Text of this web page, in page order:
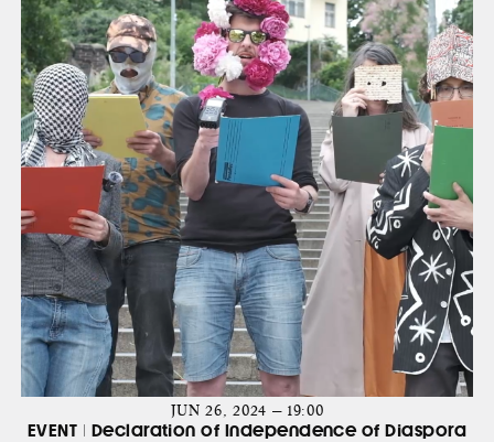
JUN 26, 2024 — 19:00
EVENT | Declaration of Independence of Diaspora